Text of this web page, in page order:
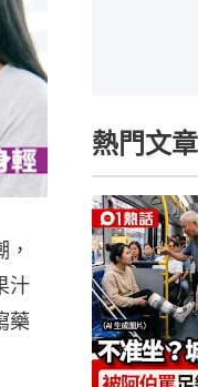
汁
藥
熱門文章